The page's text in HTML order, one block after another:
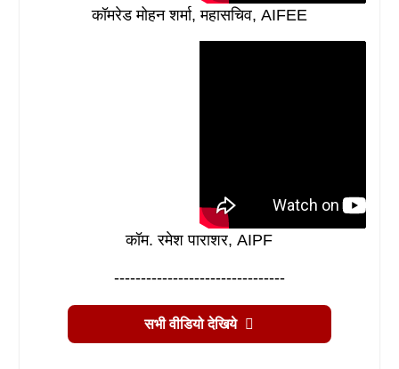
कॉमरेड मोहन शर्मा, महासचिव, AIFEE
कॉम. रमेश पाराशर, AIPF
--------------------------------
सभी वीडियो देखिये